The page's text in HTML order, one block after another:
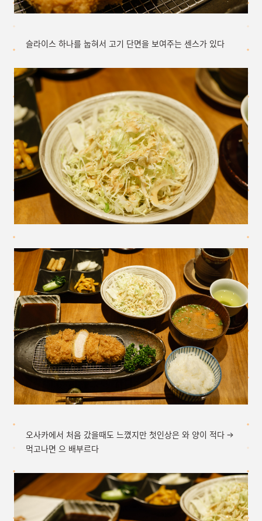
슬라이스 하나를 눕혀서 고기 단면을 보여주는 센스가 있다
오사카에서 처음 갔을때도 느꼈지만 첫인상은 와 양이 적다 ->
먹고나면 으 배부르다